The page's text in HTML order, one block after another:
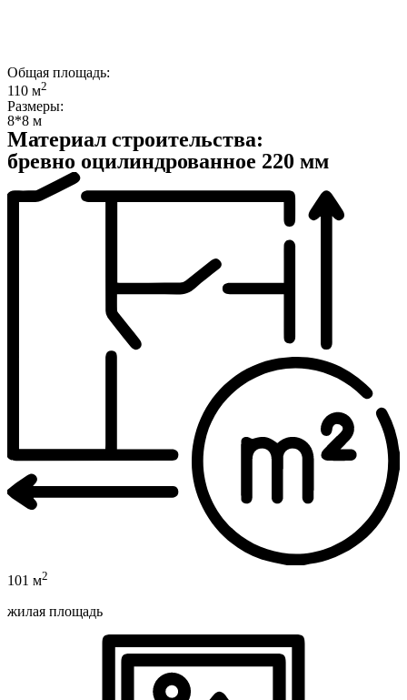
Общая площадь:
110 м2
Размеры:
8*8 м
Материал строительства:
бревно оцилиндрованное 220 мм
101 м2
жилая площадь